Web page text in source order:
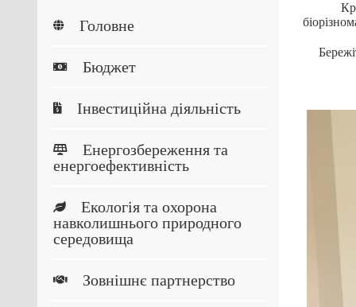
Головне
Бюджет
Інвестиційна діяльність
Енергозбереження та
енергоефективність
Екологія та охорона
навколишнього природного
середовища
Зовнішнє партнерство
Крім